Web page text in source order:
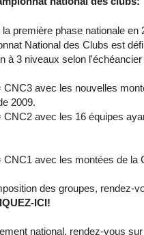
première phase nationale en
National des Clubs est
à 3 niveaux selon
CNC3 avec les nouvelles
2009.
CNC2 avec les 16 équipes
CNC1 avec les montées de la
des groupes, rendez-
ICI!
national, rendez-vous